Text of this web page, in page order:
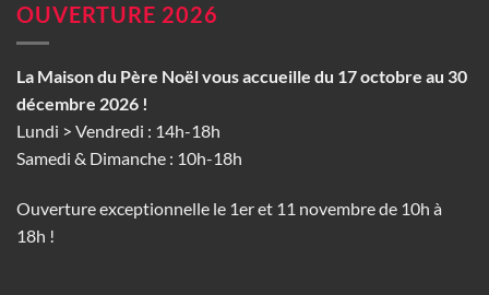
OUVERTURE 2026
La Maison du Père Noël vous accueille du 17 octobre au 30
décembre 2026 !
Lundi > Vendredi : 14h-18h
Samedi & Dimanche : 10h-18h
Ouverture exceptionnelle le 1er et 11 novembre de 10h à
18h !